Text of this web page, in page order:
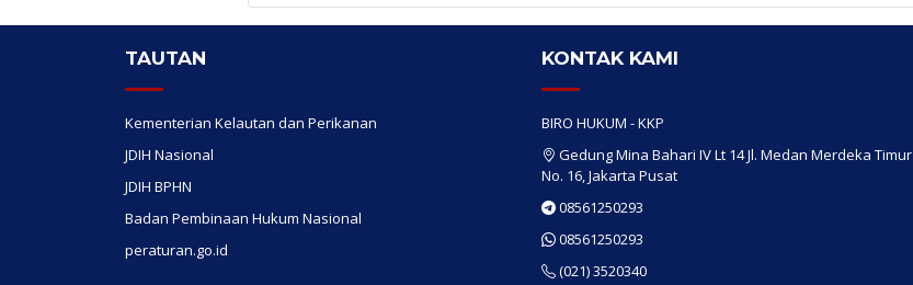
TAUTAN
Kementerian Kelautan dan Perikanan
JDIH Nasional
JDIH BPHN
Badan Pembinaan Hukum Nasional
peraturan.go.id
KONTAK KAMI
BIRO HUKUM - KKP
Gedung Mina Bahari IV Lt 14 Jl. Medan Merdeka Timur
No. 16, Jakarta Pusat
08561250293
08561250293
(021) 3520340